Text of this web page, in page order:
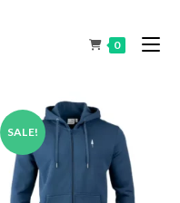
0
SALE!